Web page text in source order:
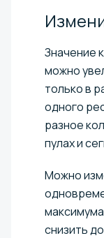
Значение
можно
только в
одного
разное
пулах и
Можно
снизить